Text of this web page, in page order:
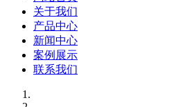
关于我们
产品中心
新闻中心
案例展示
联系我们